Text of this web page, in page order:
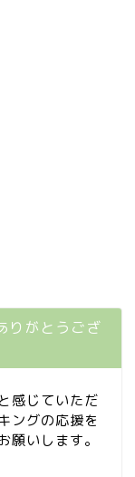
りがとうござ
感じていただ
ングの応援を
願いします。